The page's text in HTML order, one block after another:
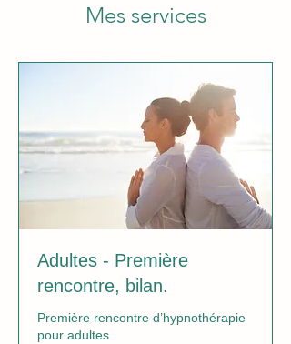
Mes services
Adultes - Première
rencontre, bilan.
Première rencontre d’hypnothérapie
pour adultes